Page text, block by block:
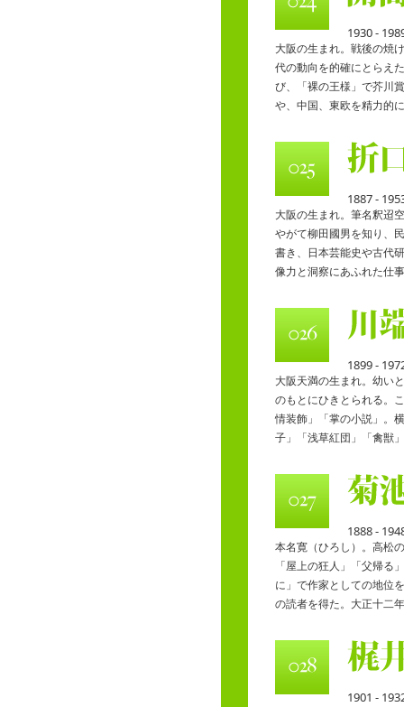
1930 -
大阪の生まれ。戦後の焼
代の動向を的確にとらえ
び、「裸の王様」で芥川
や、中国、東欧を精力的
1887 -
大阪の生まれ。筆名釈迢
やがて柳田國男を知り、
書き、日本芸能史や古代
像力と洞察にあふれた仕
1899 -
大阪天満の生まれ。幼い
のもとにひきとられる。
情装飾」「掌の小説」。
子」「浅草紅団」「禽獣
1888 -
本名寛（ひろし）。高松
「屋上の狂人」「父帰る
に」で作家としての地位
の読者を得た。大正十二
1901 -